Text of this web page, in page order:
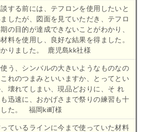
する前には、テフロンを使用したいと
したが、図面を見ていただき、テフロ
の目的が達成できないことがわかり、
料を使用し、良好な結果を得ました。
かりました。 鹿児島kk社様
う、シンバルの大きいようなものなの
れのつまみといいますか、とってとい
壊れてしまい、現品どおりに、そ れ
迅速に、おかげさまで祭りの練習も十
した。 福岡ki町様
ているラインに今まで使っていた材料